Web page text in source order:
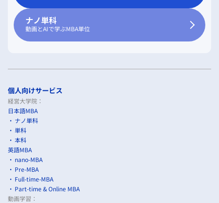
ナノ単科
動画とAIで学ぶMBA単位
個人向けサービス
経営大学院：
日本語MBA
ナノ単科
単科
本科
英語MBA
nano-MBA
Pre-MBA
Full-time-MBA
Part-time & Online MBA
動画学習：